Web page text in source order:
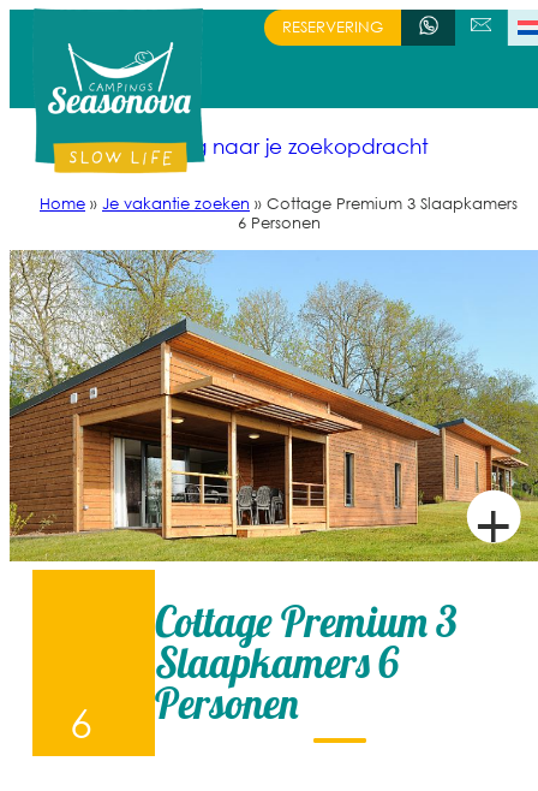
RESERVERING+336 71 19 41 97
SCHRIJF ONS
Terug naar je zoekopdracht
Home » Je vakantie zoeken » Cottage Premium 3 Slaapkamers
6 Personen
+
6
Cottage Premium 3
Slaapkamers 6
Personen